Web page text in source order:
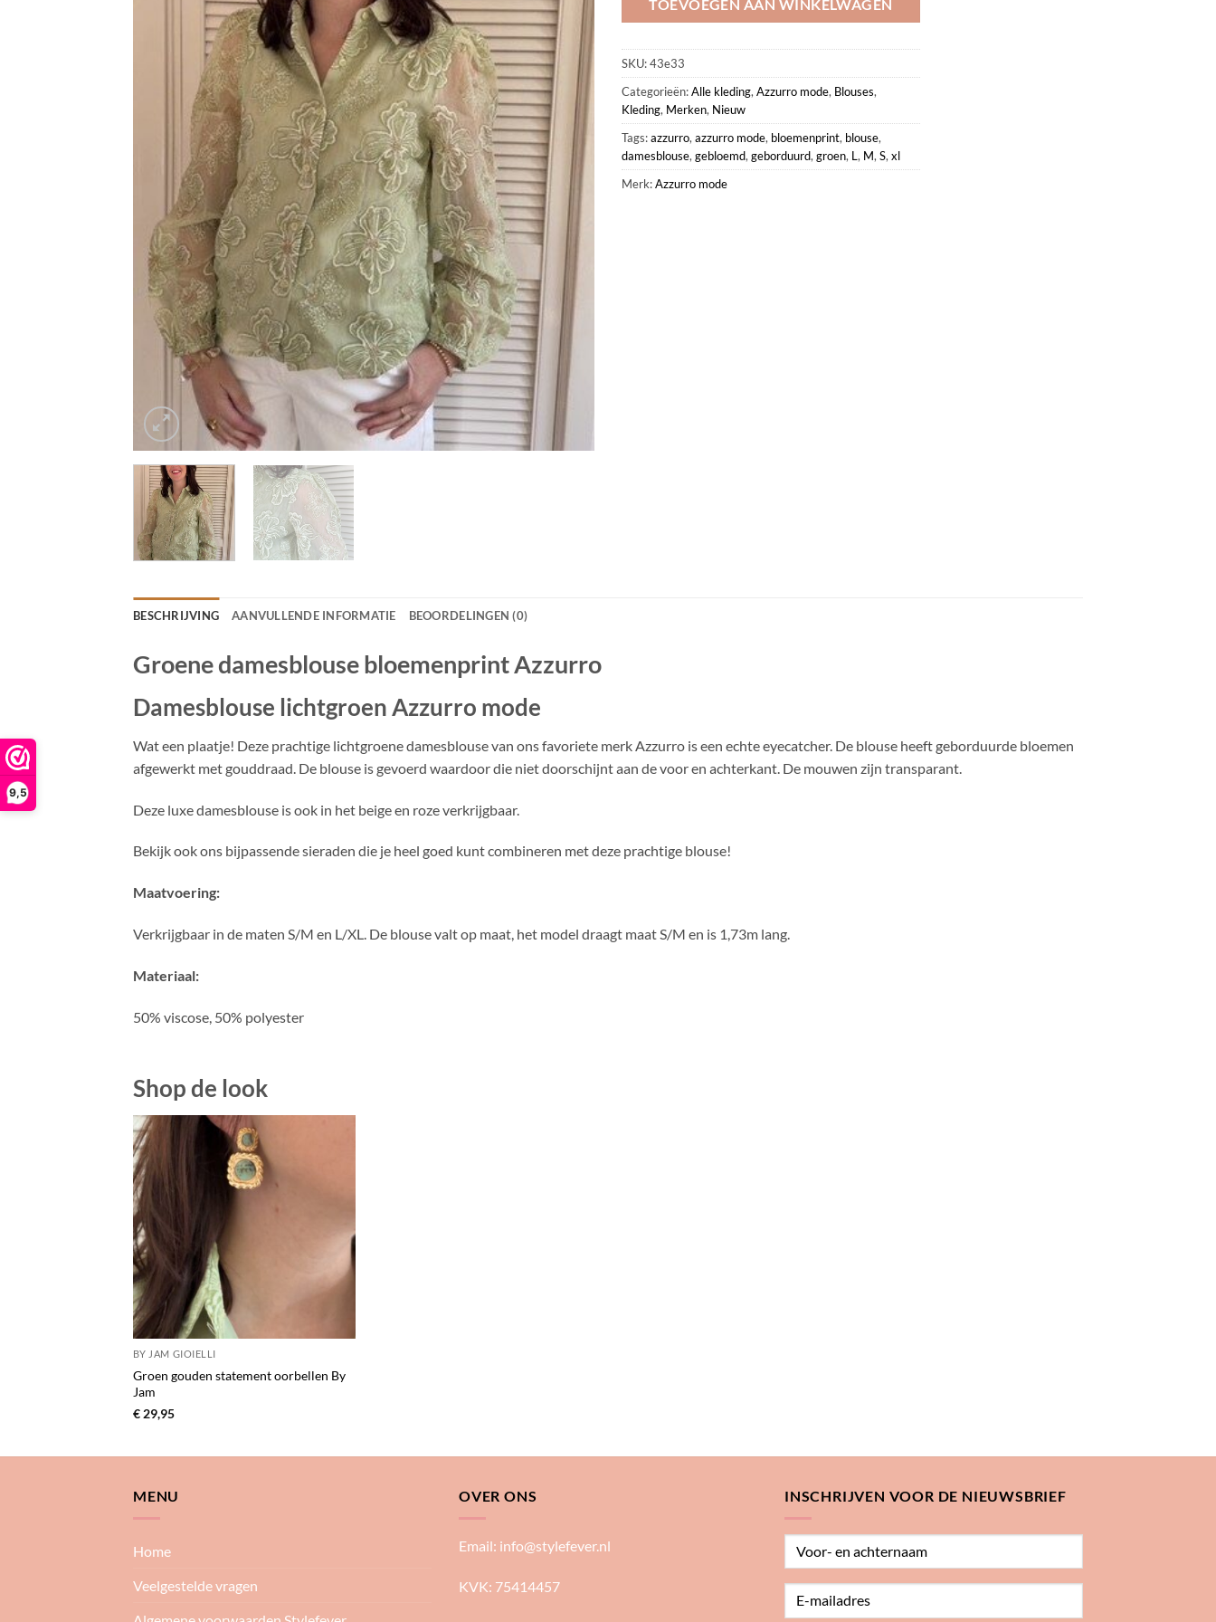
9,5
TOEVOEGEN AAN WINKELWAGEN
SKU:43e33
Categorieën:Alle kleding, Azzurro mode, Blouses,
Kleding, Merken, Nieuw
Tags:azzurro, azzurro mode, bloemenprint, blouse,
damesblouse, gebloemd, geborduurd, groen, L, M, S, xl
Merk:Azzurro mode
BESCHRIJVING AANVULLENDE INFORMATIE BEOORDELINGEN (0)
Groene damesblouse bloemenprint Azzurro
Damesblouse lichtgroen Azzurro mode
Wat een plaatje! Deze prachtige lichtgroene damesblouse van ons favoriete merk Azzurro is een echte eyecatcher. De blouse heeft geborduurde bloemen
afgewerkt met gouddraad. De blouse is gevoerd waardoor die niet doorschijnt aan de voor en achterkant. De mouwen zijn transparant.
Deze luxe damesblouse is ook in het beige en roze verkrijgbaar.
Bekijk ook ons bijpassende sieraden die je heel goed kunt combineren met deze prachtige blouse!
Maatvoering:
Verkrijgbaar in de maten S/M en L/XL. De blouse valt op maat, het model draagt maat S/M en is 1,73m lang.
Materiaal:
50% viscose, 50% polyester
Shop de look
BY JAM GIOIELLI
Groen gouden statement oorbellen By
Jam
€29,95
MENU
Home
Veelgestelde vragen
OVER ONS
Email: info@stylefever.nl
KVK: 75414457
INSCHRIJVEN VOOR DE NIEUWSBRIEF